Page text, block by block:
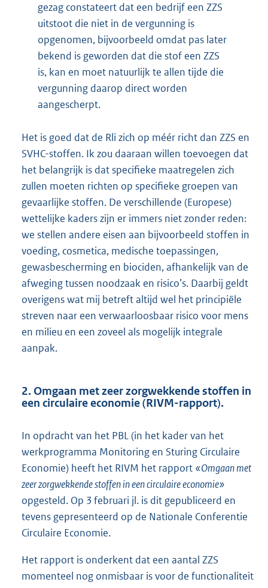
gezag constateert dat een bedrijf een ZZS
uitstoot die niet in de vergunning is
opgenomen, bijvoorbeeld omdat pas later
bekend is geworden dat die stof een ZZS
is, kan en moet natuurlijk te allen tijde die
vergunning daarop direct worden
aangescherpt.
Het is goed dat de Rli zich op méér richt dan ZZS en
SVHC-stoffen. Ik zou daaraan willen toevoegen dat
het belangrijk is dat specifieke maatregelen zich
zullen moeten richten op specifieke groepen van
gevaarlijke stoffen. De verschillende (Europese)
wettelijke kaders zijn er immers niet zonder reden:
we stellen andere eisen aan bijvoorbeeld stoffen in
voeding, cosmetica, medische toepassingen,
gewasbescherming en biociden, afhankelijk van de
afweging tussen noodzaak en risico’s. Daarbij geldt
overigens wat mij betreft altijd wel het principiële
streven naar een verwaarloosbaar risico voor mens
en milieu en een zoveel als mogelijk integrale
aanpak.
2. Omgaan met zeer zorgwekkende stoffen in
een circulaire economie (RIVM-rapport).
In opdracht van het PBL (in het kader van het
werkprogramma Monitoring en Sturing Circulaire
Economie) heeft het RIVM het rapport «Omgaan met
zeer zorgwekkende stoffen in een circulaire economie»
opgesteld. Op 3 februari jl. is dit gepubliceerd en
tevens gepresenteerd op de Nationale Conferentie
Circulaire Economie.
Het rapport is onderkent dat een aantal ZZS
momenteel nog onmisbaar is voor de functionaliteit